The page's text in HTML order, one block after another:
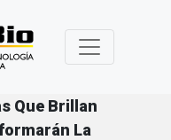
de ayuda
Que Brillan
La